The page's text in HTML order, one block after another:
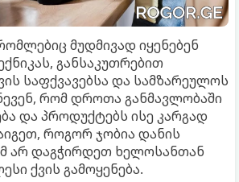
მუდმივად იყენებენ
განსაკუთრებით
საფქვავებსა და სამზარეულოს
რომ დროთა განმავლობაში
და პროდუქტებს ისე კარგად
როგორ ჯობია დანის
არ დაგჭირდეთ ხელოსანთან
ქვის გამოყენება.